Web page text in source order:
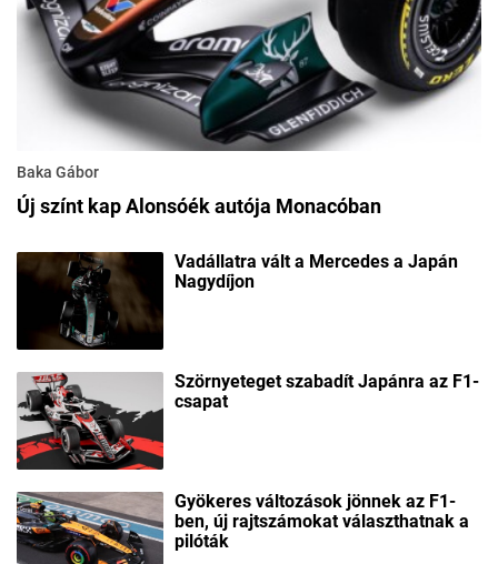
Baka Gábor
Új színt kap Alonsóék autója Monacóban
Vadállatra vált a Mercedes a Japán
Nagydíjon
Szörnyeteget szabadít Japánra az F1-
csapat
Gyökeres változások jönnek az F1-
ben, új rajtszámokat választhatnak a
pilóták